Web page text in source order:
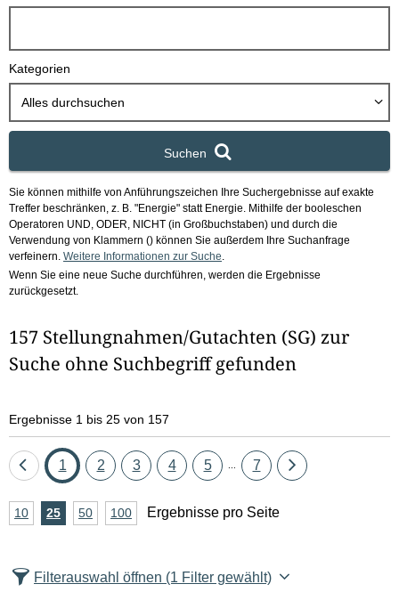
h
o
Kategorien
Alles durchsuchen
Suchen
Sie können mithilfe von Anführungszeichen Ihre Suchergebnisse auf exakte
Treffer beschränken, z. B. "Energie" statt Energie. Mithilfe der booleschen
Operatoren UND, ODER, NICHT (in Großbuchstaben) und durch die
Verwendung von Klammern () können Sie außerdem Ihre Suchanfrage
verfeinern. Weitere Informationen zur Suche
Wenn Sie eine neue Suche durchführen, werden die Ergebnisse
zurückgesetzt.
157 Stellungnahmen/Gutachten (SG) zur
Suche ohne Suchbegriff gefunden
Ergebnisse 1 bis 25 von 157
Eine
zurück
Seite
1 Seite
2 Seite
3 Seite
4 Seite
5 Seite
7
Eine
A
z
10Ergebnisse
25Ergebnisse
50Ergebnisse
100Ergebnisse
Ergebnisse pro Seite
Filterauswahl öffnen (1 Filter gewählt)